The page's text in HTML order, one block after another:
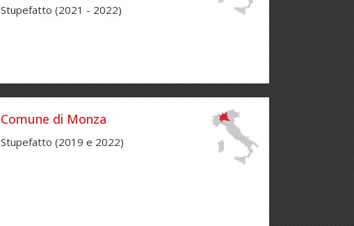
Stupefatto (2021 - 2022)
Comune di Monza
Stupefatto (2019 e 2022)